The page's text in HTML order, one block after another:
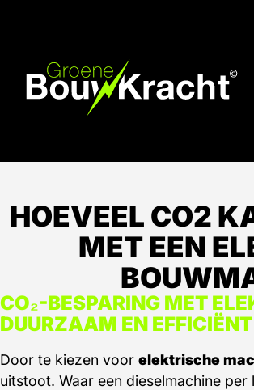
HOEVEEL CO2
MET EEN
CO₂-BESPARING MET
DUURZAAM EN EFFICIËNT
Door te kiezen voor elektrische
uitstoot. Waar een dieselmachine